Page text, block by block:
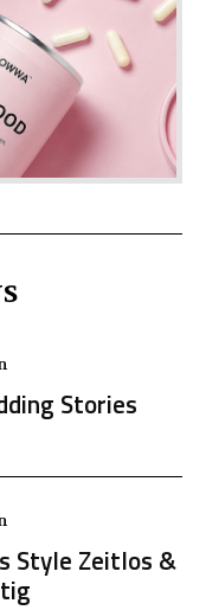
Stories
Style Zeitlos &